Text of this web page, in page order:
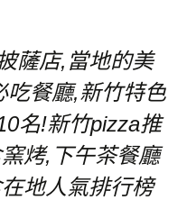
薩店,當地的美
吃餐廳,新竹特色
名!新竹pizza推
烤,下午茶餐廳
地人氣排行榜